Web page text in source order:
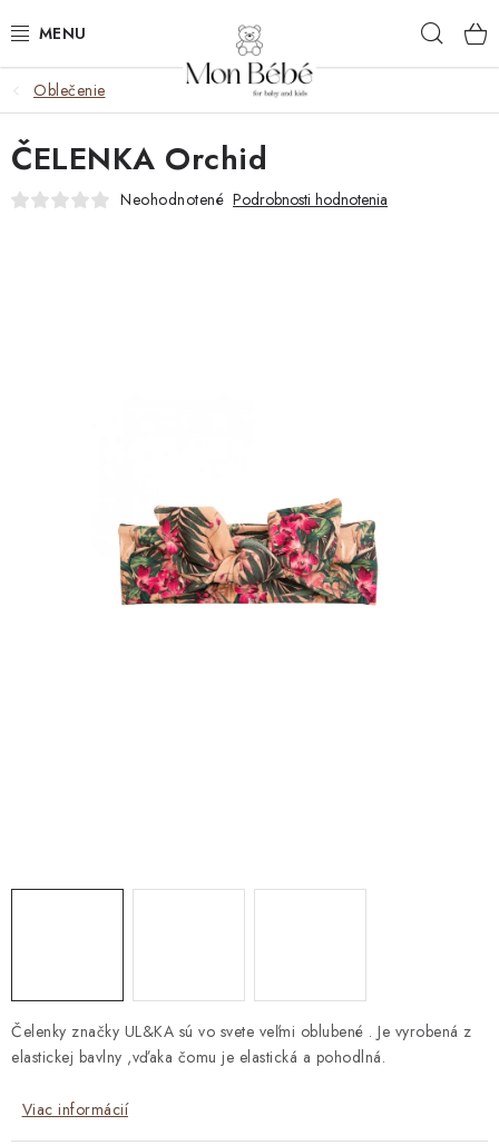
na
ZĽAVY
OBLEČENIE
VÝBAVA
DARČEKOVÉ BOXY
Všeobecné obchodné podmienky
Podmienky ochrany osobných údajov a poučenie o cookies
Oblečenie
Čelenky značky UL&KA sú vo svete veľmi oblubené . Je vyrobená z
elastickej bavlny ,vďaka čomu je elastická a pohodlná.
Viac informácií
ČELENKA Orchid
Neohodnotené Podrobnosti hodnotenia